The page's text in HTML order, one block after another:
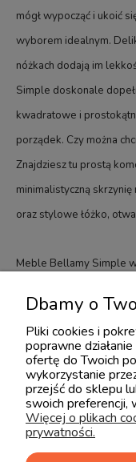
mógł wypocząć i ukoić
wyborem idealnym.
nóżkach dodają im
Simple doskonale
kwadratowe i
porządek. Czy można
Znajdziesz tu prostą
minimalistyczną skrzynię
oraz stylowe łóżko,
Meble Bellamy Simple
naturalną okleiną
maluszków: półki
przewracaniem, zaś
Kolekcja została
Jeśli chcesz stworzyć
Bellamy Simple czeka na
Dbamy o
Pliki cookies i
poprawne
ofertę do Twoich
wykorzystanie
przejść do sklepu
swoich preferencji,
Więcej o plikach
prywatności.